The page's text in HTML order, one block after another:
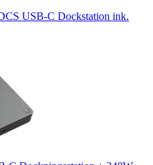
USB-C Dockstation ink.